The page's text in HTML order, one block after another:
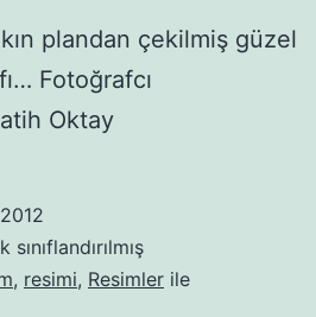
plandan çekilmiş güzel
Fotoğrafcı
Oktay
sınıflandırılmış
, resimi, Resimler ile